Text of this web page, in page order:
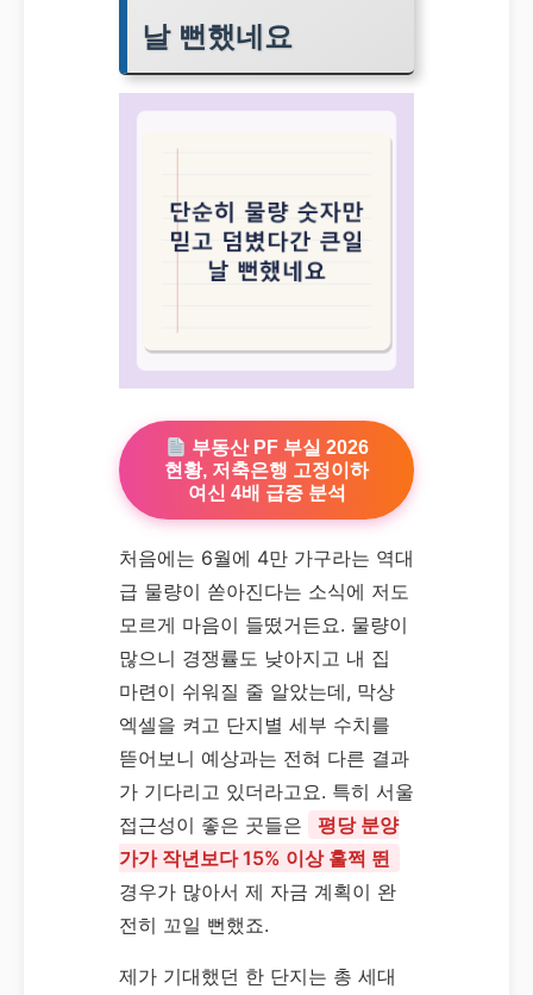
날 뻔했네요
부동산 PF 부실 2026
현황, 저축은행 고정이하
여신 4배 급증 분석
처음에는 6월에 4만 가구라는 역대
급 물량이 쏟아진다는 소식에 저도
모르게 마음이 들떴거든요. 물량이
많으니 경쟁률도 낮아지고 내 집
마련이 쉬워질 줄 알았는데, 막상
엑셀을 켜고 단지별 세부 수치를
뜯어보니 예상과는 전혀 다른 결과
가 기다리고 있더라고요. 특히 서울
접근성이 좋은 곳들은
평당 분양
가가 작년보다 15% 이상 훌쩍 뛴
경우가 많아서 제 자금 계획이 완
전히 꼬일 뻔했죠.
제가 기대했던 한 단지는 총 세대